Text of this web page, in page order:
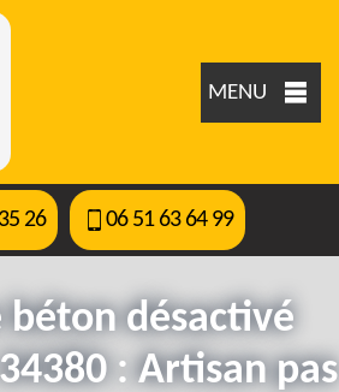
MENU
26 06 51 63 64 99
béton désactivé
: Artisan pas